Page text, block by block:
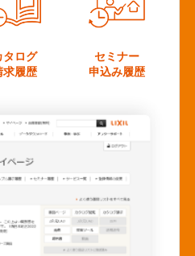
タログ
求履歴
セミナー
申込み履歴